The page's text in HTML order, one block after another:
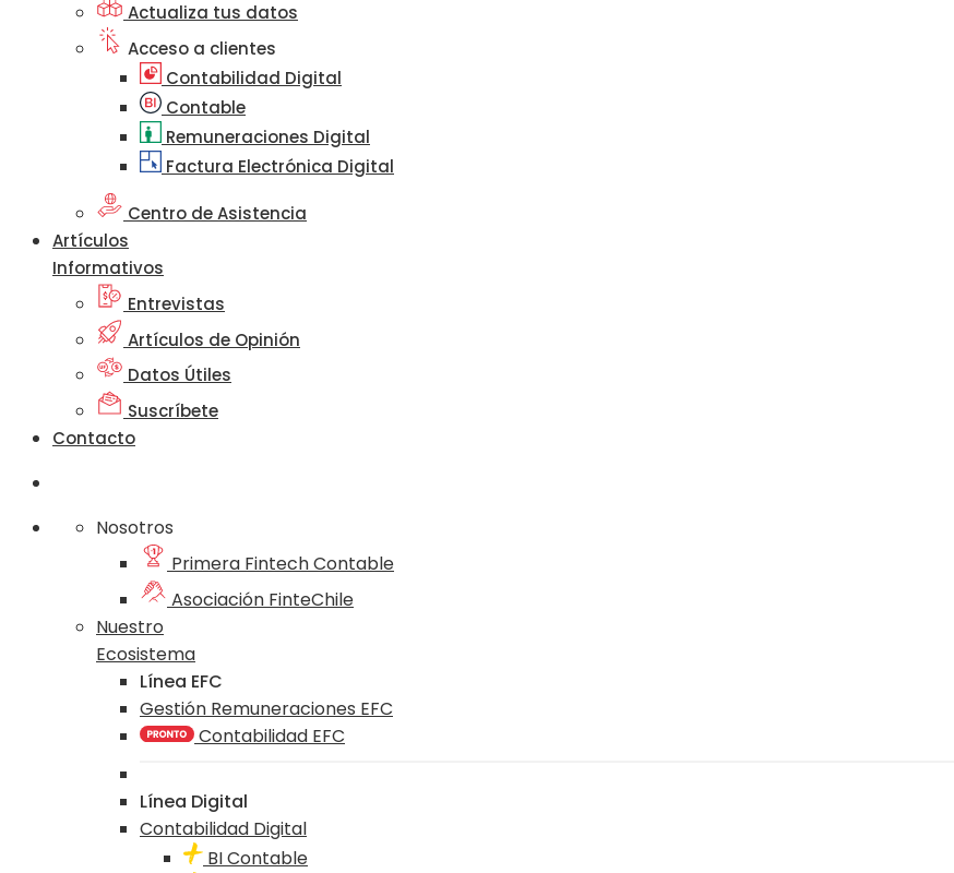
Actualiza tus datos
Acceso a clientes
Contabilidad Digital
Contable
Remuneraciones Digital
Factura Electrónica Digital
Centro de Asistencia
Artículos
Informativos
Entrevistas
Artículos de Opinión
Datos Útiles
Suscríbete
Contacto
Nosotros
Primera Fintech Contable
Asociación FinteChile
Nuestro
Ecosistema
Línea EFC
Gestión Remuneraciones EFC
Contabilidad EFC
Línea Digital
Contabilidad Digital
BI Contable